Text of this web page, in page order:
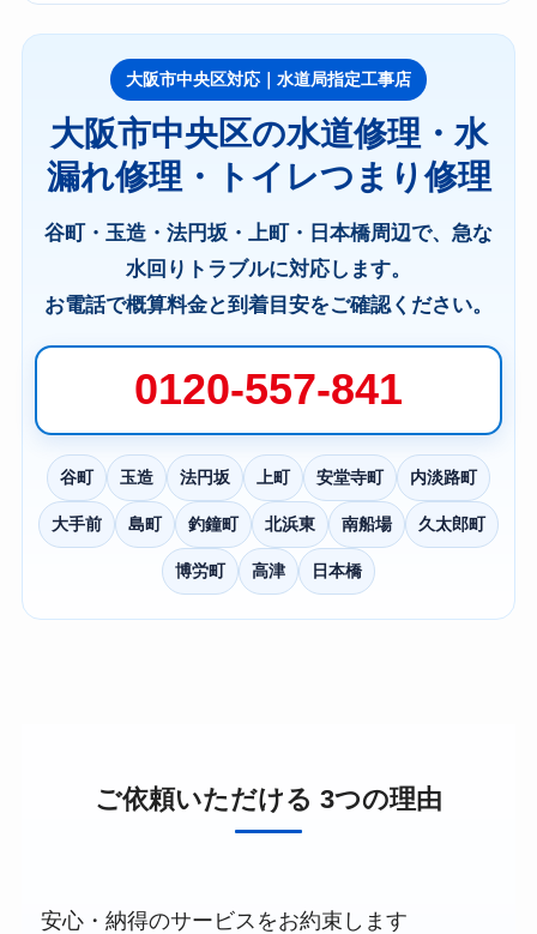
大阪市中央区対応｜水道局指定工事店
大阪市中央区の水道修理・水
漏れ修理・トイレつまり修理
谷町・玉造・法円坂・上町・日本橋周辺で、急な
水回りトラブルに対応します。
お電話で概算料金と到着目安をご確認ください。
0120-557-841
谷町 玉造 法円坂 上町 安堂寺町 内淡路町
大手前 島町 釣鐘町 北浜東 南船場 久太郎町
博労町 高津 日本橋
ご依頼いただける 3つの理由
安心・納得のサービスをお約束します